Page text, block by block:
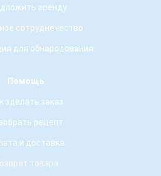
аренду
сотруднечество
для обнародования
Помощь
зделать заказ
рецепт
и доставка
товара